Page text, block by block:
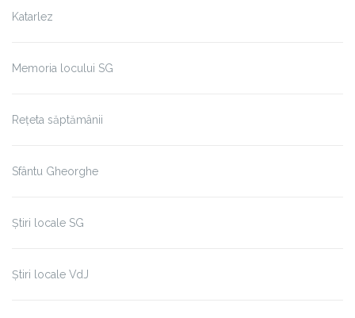
Katarlez
Memoria locului SG
Rețeta săptămânii
Sfântu Gheorghe
Știri locale SG
Știri locale VdJ